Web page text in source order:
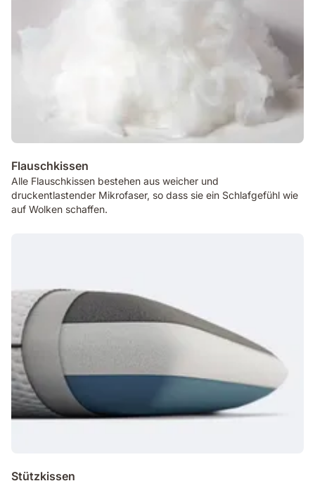
Flauschkissen
Alle Flauschkissen bestehen aus weicher und
druckentlastender Mikrofaser, so dass sie ein Schlafgefühl wie
auf Wolken schaffen.
Stützkissen